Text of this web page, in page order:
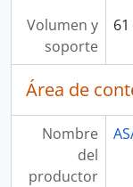
Volumen y
soporte
Área de
Nombre
del
productor